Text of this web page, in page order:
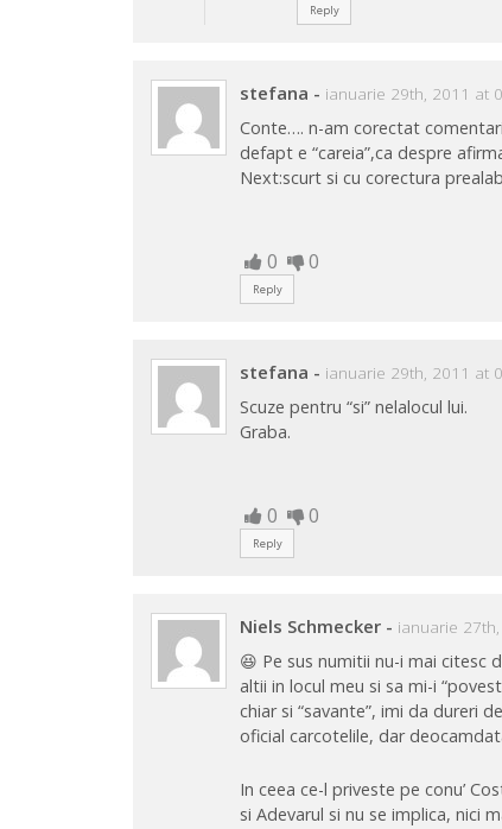
Reply
stefana - ianuarie 29th, 2011 at
Conte…. n-am corectat
defapt e “careia”,ca despre
Next:scurt si cu corectura
0 0
Reply
stefana - ianuarie 29th, 2011 at
Scuze pentru “si” nelalocul lui.
Graba.
0 0
Reply
Niels Schmecker - ianuarie
😆 Pe sus numitii nu-i mai citesc
altii in locul meu si sa mi-i
chiar si “savante”, imi da dureri
oficial carcotelile, dar
In ceea ce-l priveste pe conu’
si Adevarul si nu se implica, nici